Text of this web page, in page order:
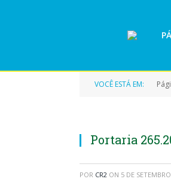
VOCÊ ESTÁ EM:
Portaria
POR CR2 ON 5 DE